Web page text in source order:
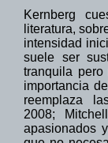
Kernberg
literatura,
intensidad
suele ser
tranquila pero
importancia
reemplaza
2008;
Mitchell
apasionados y